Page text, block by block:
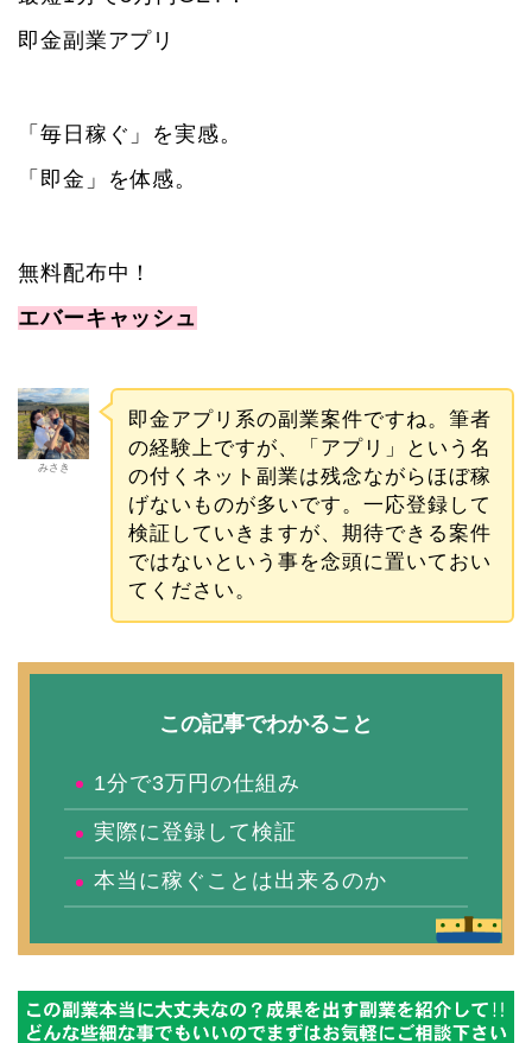
即金副業アプリ
「毎日稼ぐ」を実感。
「即金」を体感。
無料配布中！
エバーキャッシュ
みさき
即金アプリ系の副業案件ですね。筆者
の経験上ですが、「アプリ」という名
の付くネット副業は残念ながらほぼ稼
げないものが多いです。一応登録して
検証していきますが、期待できる案件
ではないという事を念頭に置いておい
てください。
この記事でわかること
1分で3万円の仕組み
実際に登録して検証
本当に稼ぐことは出来るのか